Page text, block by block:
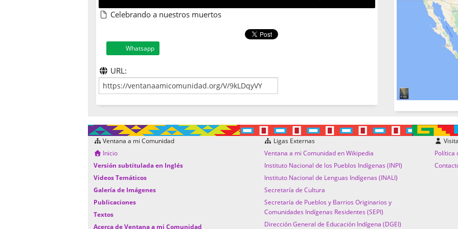
Celebrando a nuestros muertos
Whatsapp
URL:
Ventana a mi Comunidad
Inicio
Versión subtitulada en Inglés
Videos Temáticos
Galería de Imágenes
Publicaciones
Textos
Acerca de Ventana a mi Comunidad
Ligas Externas
Ventana a mi Comunidad en Wikipedia
Instituto Nacional de los Pueblos Indígenas (INPI)
Instituto Nacional de Lenguas Indígenas (INALI)
Secretaría de Cultura
Secretaría de Pueblos y Barrios Originarios y
Comunidades Indígenas Residentes (SEPI)
Dirección General de Educación Indígena (DGEI)
Política